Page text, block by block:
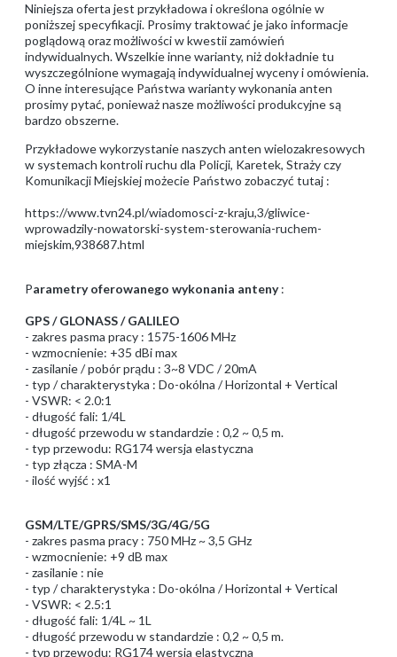
Niniejsza oferta jest przykładowa i określona ogólnie w
poniższej specyfikacji. Prosimy traktować je jako informacje
poglądową oraz możliwości w kwestii zamówień
indywidualnych. Wszelkie inne warianty, niż dokładnie tu
wyszczególnione wymagają indywidualnej wyceny i omówienia.
O inne interesujące Państwa warianty wykonania anten
prosimy pytać, ponieważ nasze możliwości produkcyjne są
bardzo obszerne.
Przykładowe wykorzystanie naszych anten wielozakresowych
w systemach kontroli ruchu dla Policji, Karetek, Straży czy
Komunikacji Miejskiej możecie Państwo zobaczyć tutaj :
https://www.tvn24.pl/wiadomosci-z-kraju,3/gliwice-
wprowadzily-nowatorski-system-sterowania-ruchem-
miejskim,938687.html
Parametry oferowanego wykonania anteny:
GPS / GLONASS / GALILEO
- zakres pasma pracy : 1575-1606 MHz
- wzmocnienie: +35 dBi max
- zasilanie / pobór prądu : 3~8 VDC / 20mA
- typ / charakterystyka : Do-okólna / Horizontal + Vertical
- VSWR: < 2.0:1
- długość fali: 1/4L
- długość przewodu w standardzie : 0,2 ~ 0,5 m.
- typ przewodu: RG174 wersja elastyczna
- typ złącza : SMA-M
- ilość wyjść : x1
GSM/LTE/GPRS/SMS/3G/4G/5G
- zakres pasma pracy : 750 MHz ~ 3,5 GHz
- wzmocnienie: +9 dB max
- zasilanie : nie
- typ / charakterystyka : Do-okólna / Horizontal + Vertical
- VSWR: < 2.5:1
- długość fali: 1/4L ~ 1L
- długość przewodu w standardzie : 0,2 ~ 0,5 m.
- typ przewodu: RG174 wersja elastyczna